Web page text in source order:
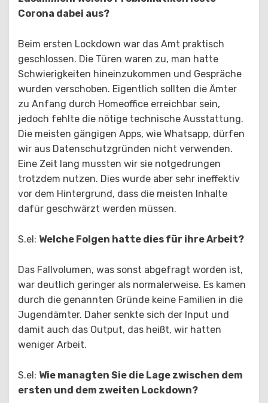
Corona dabei aus?
Beim ersten Lockdown war das Amt praktisch
geschlossen. Die Türen waren zu, man hatte
Schwierigkeiten hineinzukommen und Gespräche
wurden verschoben. Eigentlich sollten die Ämter
zu Anfang durch Homeoffice erreichbar sein,
jedoch fehlte die nötige technische Ausstattung.
Die meisten gängigen Apps, wie Whatsapp, dürfen
wir aus Datenschutzgründen nicht verwenden.
Eine Zeit lang mussten wir sie notgedrungen
trotzdem nutzen. Dies wurde aber sehr ineffektiv
vor dem Hintergrund, dass die meisten Inhalte
dafür geschwärzt werden müssen.
S.el: Welche Folgen hatte dies für ihre Arbeit?
Das Fallvolumen, was sonst abgefragt worden ist,
war deutlich geringer als normalerweise. Es kamen
durch die genannten Gründe keine Familien in die
Jugendämter. Daher senkte sich der Input und
damit auch das Output, das heißt, wir hatten
weniger Arbeit.
S.el: Wie managten Sie die Lage zwischen dem
ersten und dem zweiten Lockdown?